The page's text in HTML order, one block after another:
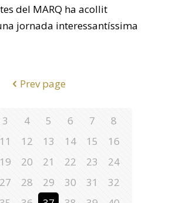
del MARQ ha acollit
jornada interessantíssima
Prev page
3 4 5 6 7
8
11 12 13 14 15
16
19 20 21 22 23
24
27 28 29 30 31
32